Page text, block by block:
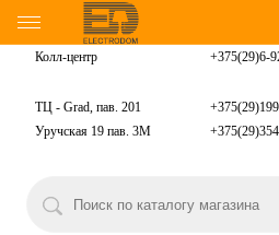
Колл-центр +375(29)6-
ТЦ - Grad, пав. 201
Уручская 19 пав. 3М